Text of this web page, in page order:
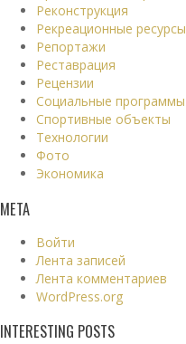
Реконструкция
Рекреационные ресурсы
Репортажи
Реставрация
Рецензии
Социальные программы
Спортивные объекты
Технологии
Фото
Экономика
МЕТА
Войти
Лента записей
Лента комментариев
WordPress.org
INTERESTING POSTS